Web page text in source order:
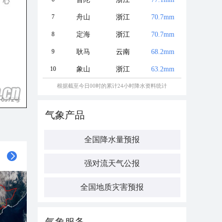
7 舟山 浙江 70.7mm
8 定海 浙江 70.7mm
9 耿马 云南 68.2mm
10 象山 浙江 63.2mm
根据截至今日00时的累计24小时降水资料统计
气象产品
全国降水量预报
强对流天气公报
全国地质灾害预报